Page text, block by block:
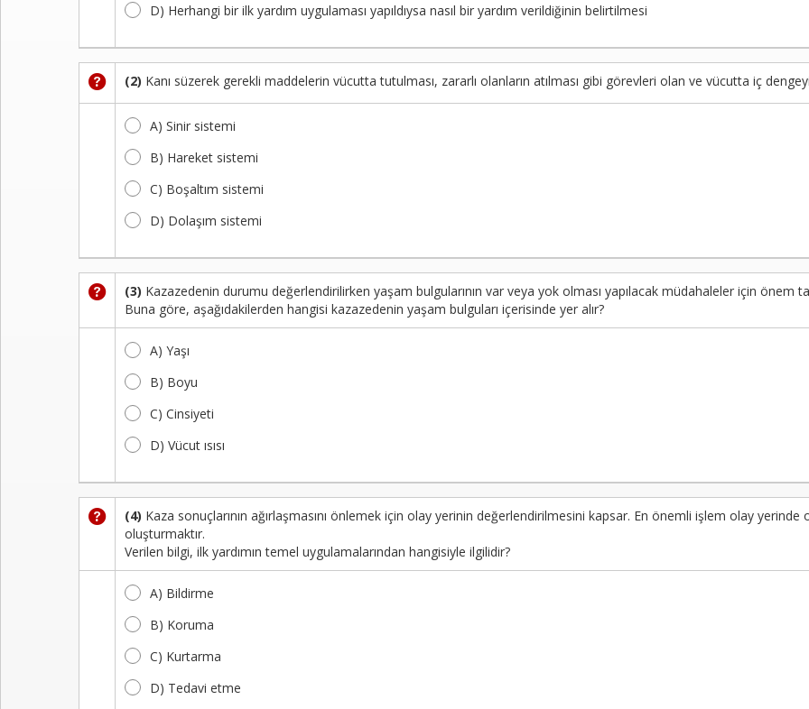
D) Herhangi bir ilk yardım uygulaması yapıldıysa nasıl bir yardım verildiğinin belirtilmesi
(2) Kanı süzerek gerekli maddelerin vücutta tutulması, zararlı olanların atılması gibi görevleri olan ve vücutta iç
A) Sinir sistemi
B) Hareket sistemi
C) Boşaltım sistemi
D) Dolaşım sistemi
(3) Kazazedenin durumu değerlendirilirken yaşam bulgularının var veya yok olması yapılacak müdahaleler için önem
Buna göre, aşağıdakilerden hangisi kazazedenin yaşam bulguları içerisinde yer alır?
A) Yaşı
B) Boyu
C) Cinsiyeti
D) Vücut ısısı
(4) Kaza sonuçlarının ağırlaşmasını önlemek için olay yerinin değerlendirilmesini kapsar. En önemli işlem olay
oluşturmaktır.
Verilen bilgi, ilk yardımın temel uygulamalarından hangisiyle ilgilidir?
A) Bildirme
B) Koruma
C) Kurtarma
D) Tedavi etme
İletişim